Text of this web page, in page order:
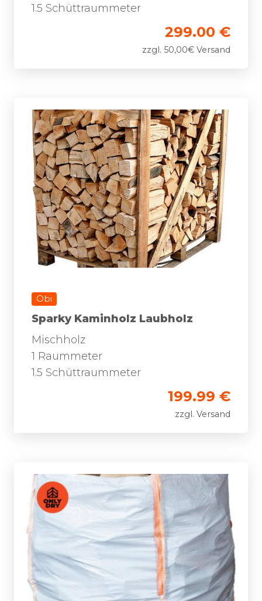
1.5 Schüttraummeter
299.00 €
zzgl. 50,00€ Versand
Obi
Sparky Kaminholz Laubholz
Mischholz
1 Raummeter
1.5 Schüttraummeter
199.99 €
zzgl. Versand